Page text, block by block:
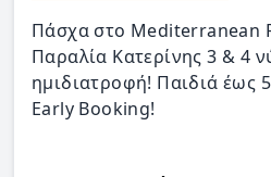
Πάσχα στο Mediterranean
Παραλία Κατερίνης 3 & 4
ημιδιατροφή! Παιδιά έως
Early Booking!